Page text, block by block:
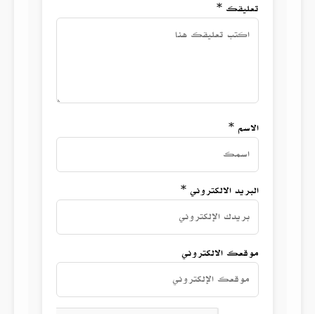
تعليقك *
الاسم *
البريد الالكتروني *
موقعك الالكتروني